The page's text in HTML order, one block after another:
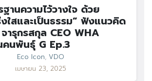
านความไว้วางใจ ด้วย
งใสและเป็นธรรม” ฟังแนวคิด
รุกรสกุล CEO WHA
นพันธุ์ G Ep.3
Eco Icon, VDO
เมษายน 23, 2025